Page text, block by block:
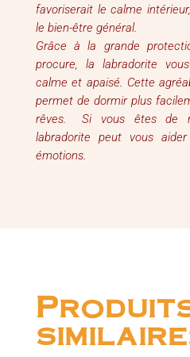
favoriserait le calme
le bien-être général.
Grâce à la grande
procure, la labradorite
calme et apaisé. Cette
permet de dormir plus
rêves. Si vous êtes de
labradorite peut vous
émotions.